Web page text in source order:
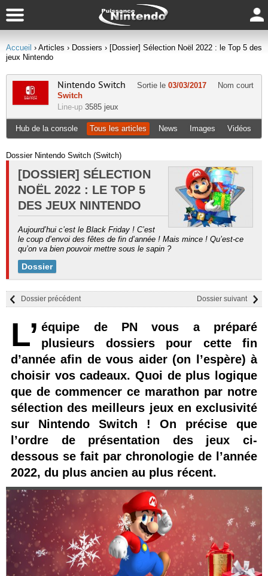
Accueil › Articles › Dossiers › [Dossier] Sélection Noël 2022 : le Top 5 des
jeux Nintendo
Nintendo Switch Sortie le 03/03/2017
Nom court
Switch
Line-up 3585 jeux
Hub de la console Tous les articles News Images Vidéos
Dossier Nintendo Switch (Switch)
[DOSSIER] SÉLECTION
NOËL 2022 : LE TOP 5
DES JEUX NINTENDO
Aujourd’hui c’est le Black Friday ! C’est
le coup d’envoi des fêtes de fin d’année ! Mais mince ! Qu’est-ce
qu’on va bien pouvoir mettre sous le sapin ?
Dossier
Dossier suivant
Dossier précédent
L’ équipe de PN vous a préparé
plusieurs dossiers pour cette fin
d’année afin de vous aider (on l’espère) à
choisir vos cadeaux. Quoi de plus logique
que de commencer ce marathon par notre
sélection des meilleurs jeux en exclusivité
sur Nintendo Switch ! On précise que
l’ordre de présentation des jeux ci-
dessous se fait par chronologie de l’année
2022, du plus ancien au plus récent.